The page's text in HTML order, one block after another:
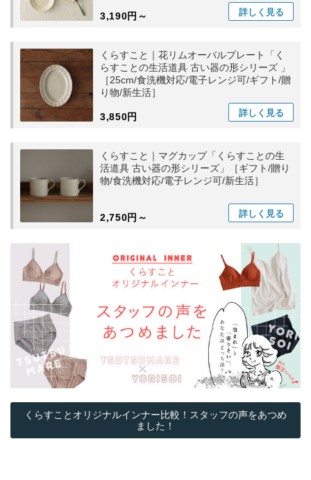
3,190円～ 詳しく 見る
くらすこと｜花リムオーバルプレート「く
らすことの生活道具 古い器の形シリーズ 」
［25cm/食洗機対応/電子レンジ可/ギフト/贈
り物/新生活］
3,850円 詳しく 見る
くらすこと｜マグカップ「くらすことの生
活道具 古い器の形シリーズ」［ギフト/贈り
物/食洗機対応/電子レンジ可/新生活］
2,750円～ 詳しく 見る
くらすことオリジナルインナー比較！スタッフの声をあつめ
ました！